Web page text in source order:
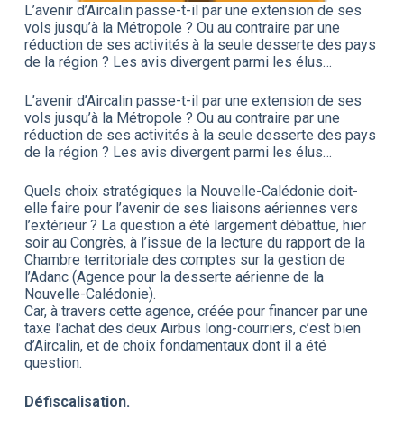
L’avenir d’Aircalin passe-t-il par une extension de ses
vols jusqu’à la Métropole ? Ou au contraire par une
réduction de ses activités à la seule desserte des pays
de la région ? Les avis divergent parmi les élus…
L’avenir d’Aircalin passe-t-il par une extension de ses
vols jusqu’à la Métropole ? Ou au contraire par une
réduction de ses activités à la seule desserte des pays
de la région ? Les avis divergent parmi les élus…
Quels choix stratégiques la Nouvelle-Calédonie doit-
elle faire pour l’avenir de ses liaisons aériennes vers
l’extérieur ? La question a été largement débattue, hier
soir au Congrès, à l’issue de la lecture du rapport de la
Chambre territoriale des comptes sur la gestion de
l’Adanc (Agence pour la desserte aérienne de la
Nouvelle-Calédonie).
Car, à travers cette agence, créée pour financer par une
taxe l’achat des deux Airbus long-courriers, c’est bien
d’Aircalin, et de choix fondamentaux dont il a été
question.
Défiscalisation.